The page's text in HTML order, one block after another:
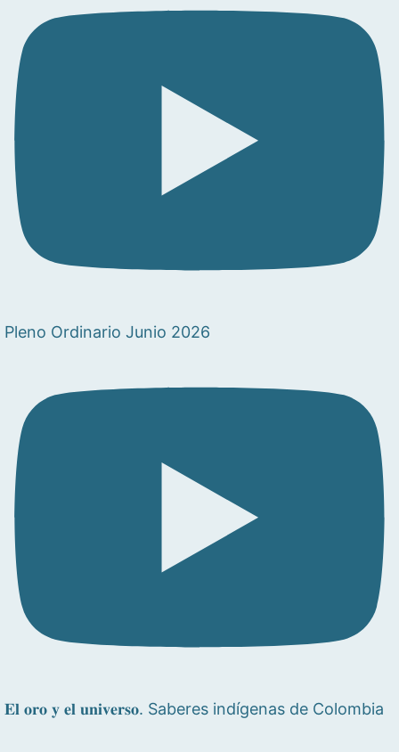
Pleno Ordinario Junio 2026
𝐄𝐥 𝐨𝐫𝐨 𝐲 𝐞𝐥 𝐮𝐧𝐢𝐯𝐞𝐫𝐬𝐨. Saberes indígenas de Colombia